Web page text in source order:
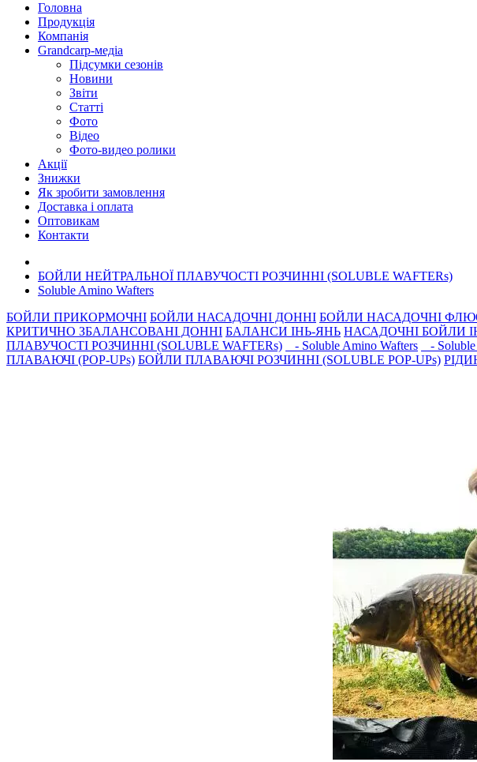
Головна
Продукція
Компанія
Grandcarp-медіа
Підсумки сезонів
Новини
Звіти
Статті
Фото
Відео
Фото-видео ролики
Акції
Знижки
Як зробити замовлення
Доставка і оплата
Оптовикам
Контакти
БОЙЛИ НЕЙТРАЛЬНОЇ ПЛАВУЧОСТІ РОЗЧИННІ (SOLUBLE WAFTERs)
Soluble Amino Wafters
БОЙЛИ ПРИКОРМОЧНI БОЙЛИ НАСАДОЧНI ДОННI БОЙЛИ НАСАДОЧНІ
КРИТИЧНО ЗБАЛАНСОВАНІ ДОННІ БАЛАНСИ ІНЬ-ЯНЬ НАСАДОЧНІ БОЙЛИ
ПЛАВУЧОСТІ РОЗЧИННІ (SOLUBLE WAFTERs)
- Soluble Amino Wafters - Soluble
ПЛАВАЮЧІ (POP-UPs) БОЙЛИ ПЛАВАЮЧI РОЗЧИННI (SOLUBLE POP-UPs)